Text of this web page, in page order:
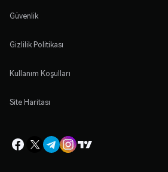
Güvenlik
Gizlilik Politikası
Kullanım Koşulları
Site Haritası